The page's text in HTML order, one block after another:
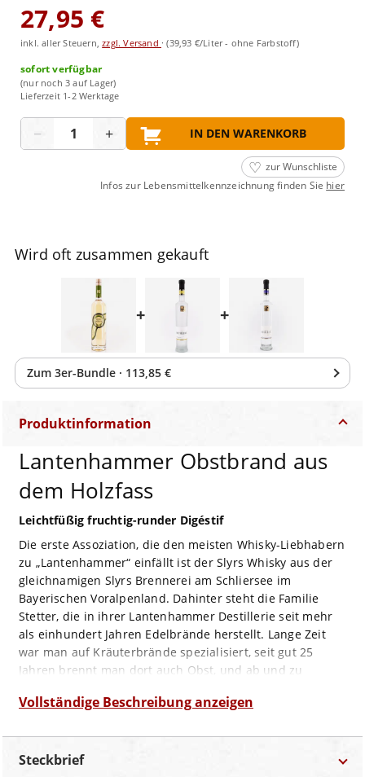
27,95 €
inkl. aller Steuern,zzgl. Versand ·(39,93 €/Liter - ohne Farbstoff)
sofort verfügbar
(nur noch 3 auf Lager)
Lieferzeit 1-2 Werktage
− + IN DEN WARENKORB
zur Wunschliste
Infos zur Lebensmittelkennzeichnung finden Sie hier
Wird oft zusammen gekauft
+ +
Zum 3er-Bundle · 113,85 €
Produktinformation
Lantenhammer Obstbrand aus
dem Holzfass
Leichtfüßig fruchtig-runder Digéstif
Die erste Assoziation, die den meisten Whisky-Liebhabern
zu „Lantenhammer“ einfällt ist der Slyrs Whisky aus der
gleichnamigen Slyrs Brennerei am Schliersee im
Bayerischen Voralpenland. Dahinter steht die Familie
Stetter, die in ihrer Lantenhammer Destillerie seit mehr
als einhundert Jahren Edelbrände herstellt. Lange Zeit
war man auf Kräuterbrände spezialisiert, seit gut 25
Jahren brennt man dort auch Obst, und ab und zu
traditionell in Kupferkesseln, gelagert anschließend in
„Lantenhammer Obstbrand aus dem Holzfass“ (40 Vol%)
ist ein Brand aus einer ausbalancierten Mischung reifer,
Vollständige Beschreibung anzeigen
Steckbrief